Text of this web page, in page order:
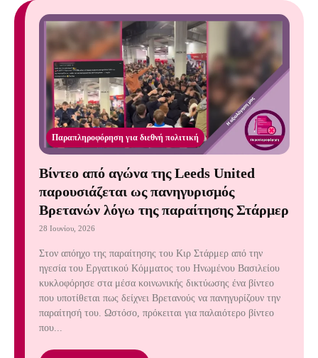
Παραπληροφόρηση για διεθνή πολιτική
Βίντεο από αγώνα της Leeds United
παρουσιάζεται ως πανηγυρισμός
Βρετανών λόγω της παραίτησης Στάρμερ
28 Ιουνίου, 2026
Στον απόηχο της παραίτησης του Κιρ Στάρμερ από την
ηγεσία του Εργατικού Κόμματος του Ηνωμένου Βασιλείου
κυκλοφόρησε στα μέσα κοινωνικής δικτύωσης ένα βίντεο
που υποτίθεται πως δείχνει Βρετανούς να πανηγυρίζουν την
παραίτησή του. Ωστόσο, πρόκειται για παλαιότερο βίντεο
που...